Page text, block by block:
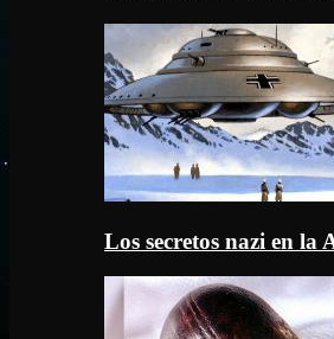
Los secretos nazi en